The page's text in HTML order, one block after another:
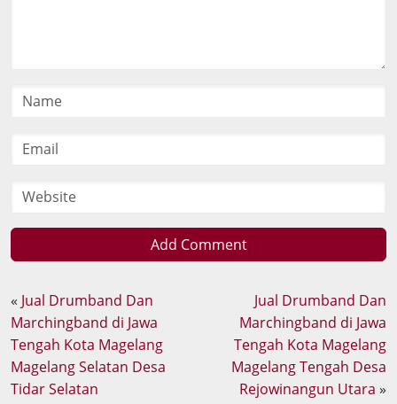
Add Comment
« Jual Drumband Dan
Marchingband di Jawa
Tengah Kota Magelang
Magelang Selatan Desa
Tidar Selatan
Jual Drumband Dan
Marchingband di Jawa
Tengah Kota Magelang
Magelang Tengah Desa
Rejowinangun Utara »